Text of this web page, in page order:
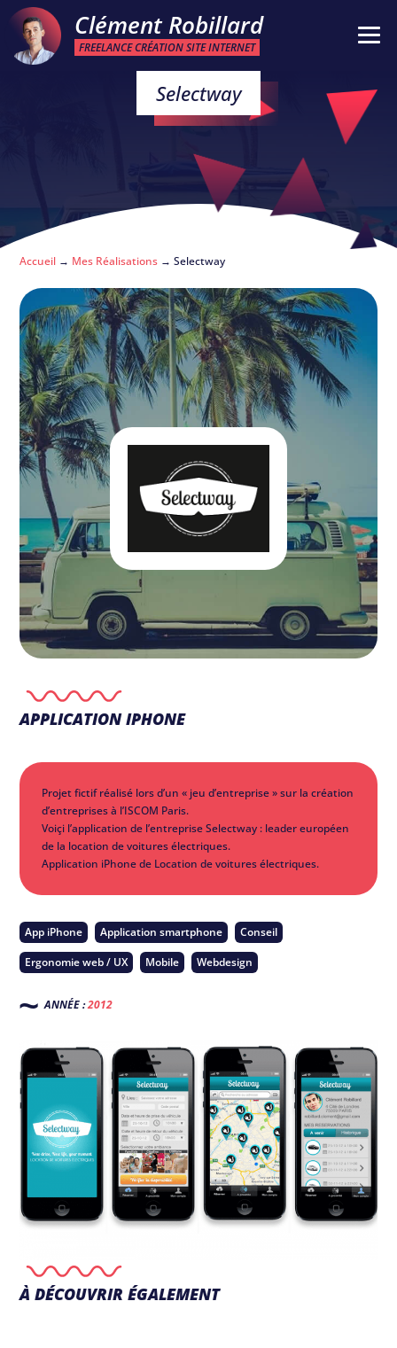
Clément Robillard
FREELANCE CRÉATION SITE INTERNET
Selectway
Accueil → Mes Réalisations →Selectway
APPLICATION IPHONE
Projet fictif réalisé lors d’un « jeu d’entreprise » sur la création
d’entreprises à l’ISCOM Paris.
Voiçi l’application de l’entreprise Selectway : leader européen
de la location de voitures électriques.
Application iPhone de Location de voitures électriques.
App iPhone Application smartphone
Conseil
Ergonomie web / UX
Mobile Webdesign
ANNÉE :2012
À DÉCOUVRIR ÉGALEMENT